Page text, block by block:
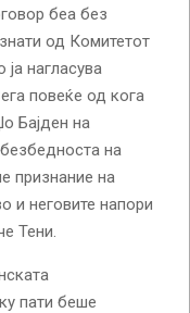
беа без
од Комитетот
нагласува
повеќе од кога
Бајден на
на
признание на
и неговите напори
Тени.
пати беше